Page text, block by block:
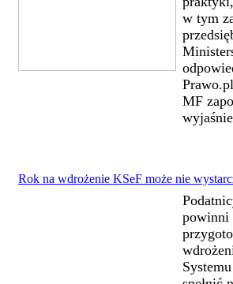
w tym
MF
Rok na wdrożenie KSeF może nie
powinni